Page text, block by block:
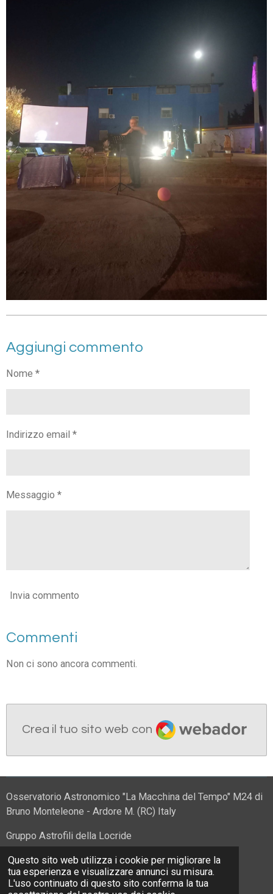
Questo sito web utilizza i cookie per migliorare la
tua esperienza e visualizzare annunci su misura.
L'uso continuato di questo sito conferma la tua
Aggiungi commento
Nome *
Indirizzo email *
Messaggio *
Invia commento
Commenti
Non ci sono ancora commenti.
Crea il tuo sito web con
Webador
Osservatorio Astronomico "La Macchina del Tempo" M24 di
Bruno Monteleone - Ardore M. (RC) Italy
Gruppo Astrofili della Locride
F